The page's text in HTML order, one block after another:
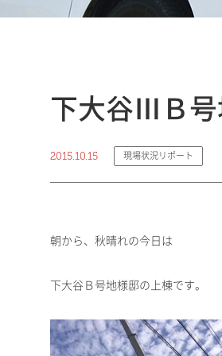
下大谷ⅢＢ号
2015.10.15 現場状況リポート
朝から、秋晴れの今日は
下大谷Ｂ号地様邸の上棟です。